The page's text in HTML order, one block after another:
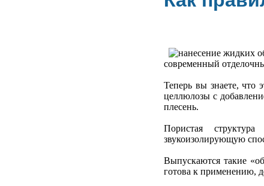
современный
Теперь вы знаете, что
целлюлозы с
плесень.
Пористая
звукоизолирующую
Выпускаются такие
готова к применению,